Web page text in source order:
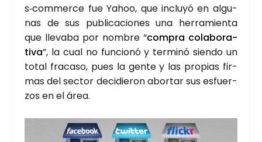
s‑commerce fue Yahoo, que inclu­yó en algu­
nas de sus publi­ca­cio­nes una herra­mien­ta
que lle­va­ba por nom­bre “com­pra cola­bo­ra­
ti­va”, la cual no fun­cio­nó y ter­mi­nó sien­do un
total fra­ca­so, pues la gen­te y las pro­pias fir­
mas del sec­tor deci­die­ron abor­tar sus esfuer­
zos en el área.